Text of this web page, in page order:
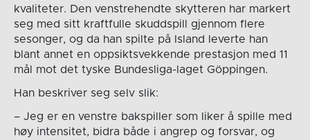
kvaliteter. Den venstrehendte skytteren har markert
seg med sitt kraftfulle skuddspill gjennom flere
sesonger, og da han spilte på Island leverte han
blant annet en oppsiktsvekkende prestasjon med 11
mål mot det tyske Bundesliga-laget Göppingen.
Han beskriver seg selv slik:
– Jeg er en venstre bakspiller som liker å spille med
høy intensitet, bidra både i angrep og forsvar, og